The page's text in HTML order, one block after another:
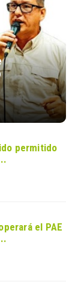
permitido
el PAE